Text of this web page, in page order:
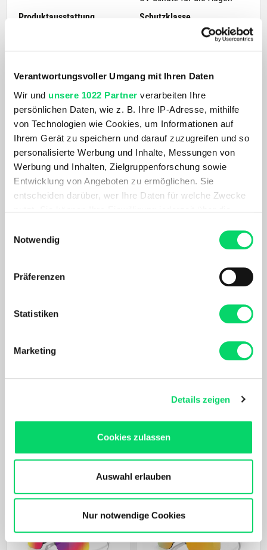
Verantwortungsvoller Umgang mit Ihren Daten
Wir und unsere 1022 Partner verarbeiten Ihre
persönlichen Daten, wie z. B. Ihre IP-Adresse, mithilfe
von Technologien wie Cookies, um Informationen auf
Ihrem Gerät zu speichern und darauf zuzugreifen und so
personalisierte Werbung und Inhalte, Messungen von
Werbung und Inhalten, Zielgruppenforschung sowie
Entwicklung von Angeboten zu ermöglichen. Sie
entscheiden darüber, wer Ihre Daten für welche Zwecke
Trigger Symbol ändern oder widerrufen
Informationen über Ihre geografische Lage
können
bestimmten Merkmalen (Fingerprinting) identifizieren
Erfahren Sie mehr darüber, wie Ihre persönlichen Daten
Produkten und Inhalten.
Unser Online Angebot sowie die Funktionalität und
Performance unserer Website wird kontinuierlich für Dich
Bergspezl verwendet Cookies, um Inhalte und Anzeigen
zu personalisieren, Funktionen für soziale Medien
anbieten zu können und die Zugriffe auf unsere Website
zu analysieren. Außerdem geben wir Informationen zu
Notwendig
Präferenzen
Statistiken
Marketing
Details zeigen
Cookies zulassen
Auswahl erlauben
Nur notwendige Cookies
Produktausstattung
Unobtainium® Nasenpads,
Schutzklasse
Brillenrahmen
Vollrand-Sportbrille, Farbe:
Matte Navy, O-Matter-
Rahmen, Größe L
Glaseigenschaften
Prizm Sapphire –
kontrastverstärkend,
verspiegelt, 100 % UV-Schutz,
VLT ca. 12 %, nicht polarisiert
Gläser
41,99 €
ÄHNLICHE PRODUKTE